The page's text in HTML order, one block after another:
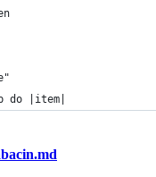
do |item|